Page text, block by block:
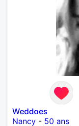
Weddoes
Nancy - 50 ans